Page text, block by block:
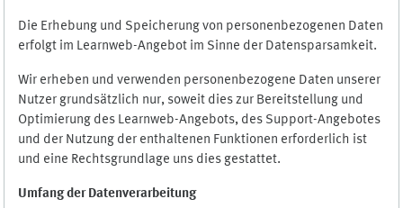
Die Erhebung und Speicherung von personenbezogenen Daten
erfolgt im Learnweb-Angebot im Sinne der Datensparsamkeit.
Wir erheben und verwenden personenbezogene Daten unserer
Nutzer grundsätzlich nur, soweit dies zur Bereitstellung und
Optimierung des Learnweb-Angebots, des Support-Angebotes
und der Nutzung der enthaltenen Funktionen erforderlich ist
und eine Rechtsgrundlage uns dies gestattet.
Umfang der Datenverarbeitung